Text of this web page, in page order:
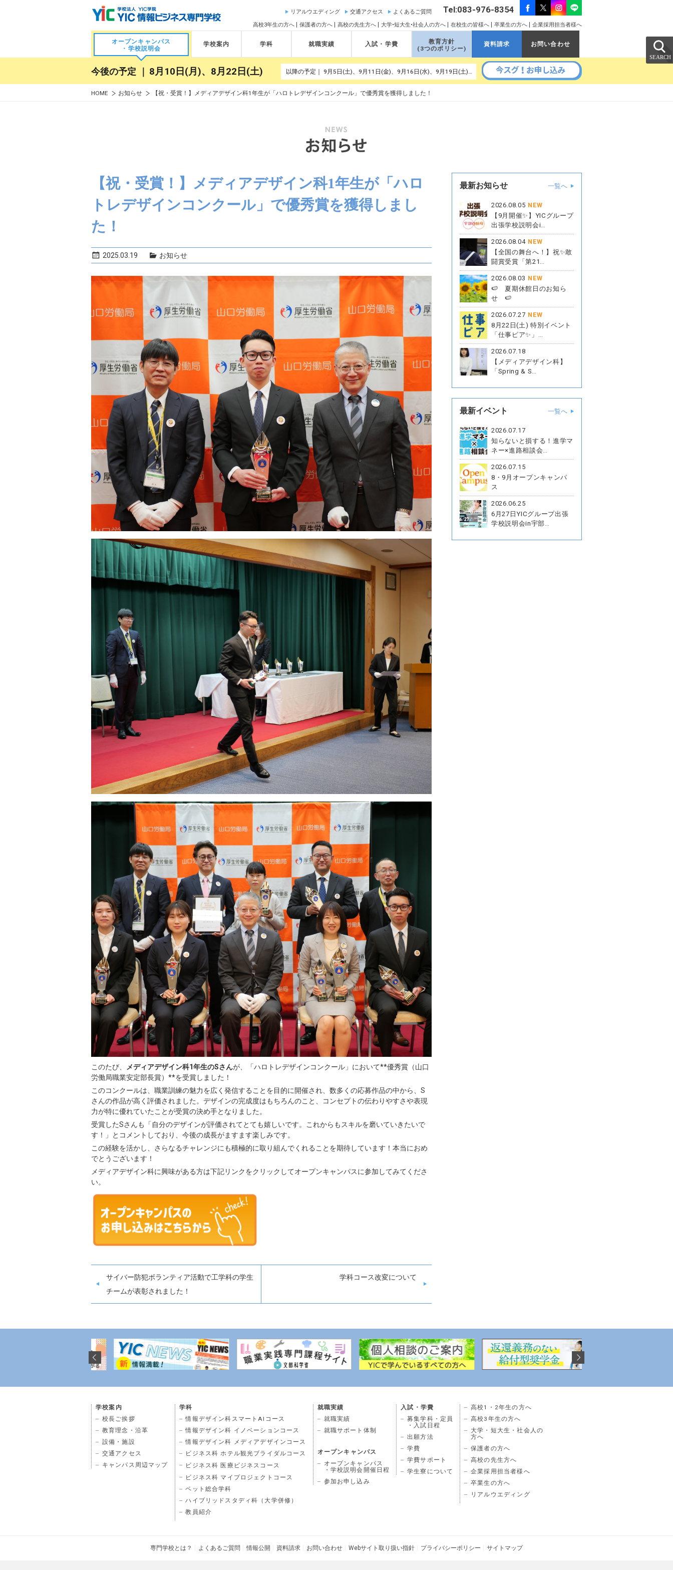
高校3年生の方へ 保護者の方へ 高校の先生方へ 大学•短大生•社会人の方へ 在校生の皆様へ 卒業生の方へ 企業採用担当者様へ
Tel:083-976-8354
リアルウエディング 交通アクセス よくあるご質問
オープンキャンパス
・学校説明会
学校案内 学科 就職実績 入試・学費
教育方針
(3つのポリシー)
資料請求 お問い合わせ
今後の予定 ｜ 8月10日(月)、8月22日(土) 以降の予定｜ 9月5日(土)、9月11日(金)、9月16日(水)、9月19日(土)、9月26日(土)、9月30日(水)
HOME お知らせ 【祝・受賞！】メディアデザイン科1年生が「ハロトレデザインコンクール」で優秀賞を獲得しました！
【祝・受賞！】メディアデザイン科1年生が「ハロ
トレデザインコンクール」で優秀賞を獲得しまし
た！
2025.03.19 お知らせ
このたび、 メディアデザイン科1年生のSさんが、「ハロトレデザインコンクール」において**優秀賞（山口
労働局職業安定部長賞）**を受賞しました！
このコンクールは、職業訓練の魅力を広く発信することを目的に開催され、数多くの応募作品の中から、S
さんの作品が高く評価されました。デザインの完成度はもちろんのこと、コンセプトの伝わりやすさや表現
力が特に優れていたことが受賞の決め手となりました。
受賞したSさんも「自分のデザインが評価されてとても嬉しいです。これからもスキルを磨いていきたいで
す！」とコメントしており、今後の成長がますます楽しみです。
この経験を活かし、さらなるチャレンジにも積極的に取り組んでくれることを期待しています！本当におめ
でとうございます！
メディアデザイン科に興味がある方は下記リンクをクリックしてオープンキャンパスに参加してみてくださ
い。
サイバー防犯ボランティア活動で工学科の学生
チームが表彰されました！
学科コース改変について
最新お知らせ 一覧へ
2026.08.05 NEW
【9月開催✨】YICグループ
出張学校説明会i…
2026.08.04 NEW
【全国の舞台へ！】祝✨敢
闘賞受賞「第21…
2026.08.03 NEW
🍉 夏期休館日のお知ら
せ 🍉
2026.07.27 NEW
8月22日(土) 特別イベント
「仕事ピア✨」…
2026.07.18
【メディアデザイン科】
「Spring & S…
最新イベント 一覧へ
2026.07.17
知らないと損する！進学マ
ネー×進路相談会…
2026.07.15
8・9月オープンキャンパ
ス
2026.06.25
6月27日YICグループ出張
学校説明会in宇部…
学校案内
校長ご挨拶
教育理念・沿革
設備・施設
交通アクセス
キャンパス周辺マップ
学科
情報デザイン科スマートAIコース
情報デザイン科 イノベーションコース
情報デザイン科 メディアデザインコース
ビジネス科 ホテル観光ブライダルコース
ビジネス科 医療ビジネスコース
ビジネス科 マイプロジェクトコース
ペット総合学科
ハイブリッドスタディ科（大学併修）
教員紹介
就職実績
就職実績
就職サポート体制
オープンキャンパス
オープンキャンパス
・学校説明会開催日程
参加お申し込み
入試・学費
募集学科・定員
・入試日程
出願方法
学費
学費サポート
学生寮について
高校1・2年生の方へ
高校3年生の方へ
大学・短大生・社会人の
方へ
保護者の方へ
高校の先生方へ
企業採用担当者様へ
卒業生の方へ
リアルウエディング
専門学校とは？ よくあるご質問 情報公開 資料請求 お問い合わせ Webサイト取り扱い指針 プライバシーポリシー サイトマップ